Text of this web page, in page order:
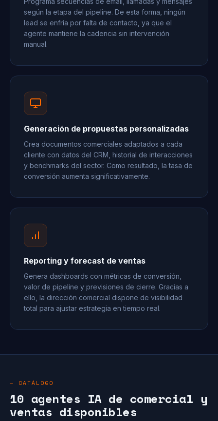
según la etapa del pipeline. De esta forma, ningún
lead se enfría por falta de contacto, ya que el
agente mantiene la cadencia sin intervención
manual.
Generación de propuestas personalizadas
Crea documentos comerciales adaptados a cada
cliente con datos del CRM, historial de interacciones
y benchmarks del sector. Como resultado, la tasa de
conversión aumenta significativamente.
Reporting y forecast de ventas
Genera dashboards con métricas de conversión,
valor de pipeline y previsiones de cierre. Gracias a
ello, la dirección comercial dispone de visibilidad
total para ajustar estrategia en tiempo real.
— CATÁLOGO
10 agentes IA de comercial y
ventas disponibles